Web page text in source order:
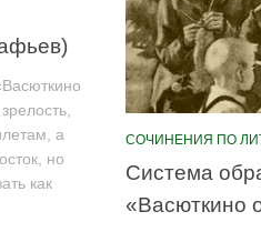
а
но
как
СОЧИНЕНИЯ ПО
Система
«Васюткино